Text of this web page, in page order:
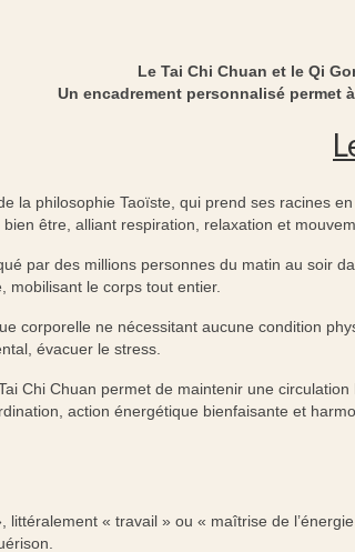
Le Tai Chi Chuan et le Qi
Un encadrement personnalisé permet
la philosophie Taoïste, qui prend ses racines
bien être, alliant respiration, relaxation et
par des millions personnes du matin au soir
mobilisant le corps tout entier.
corporelle ne nécessitant aucune condition
évacuer le stress.
Chi Chuan permet de maintenir une
action énergétique bienfaisante et
littéralement « travail » ou « maîtrise de